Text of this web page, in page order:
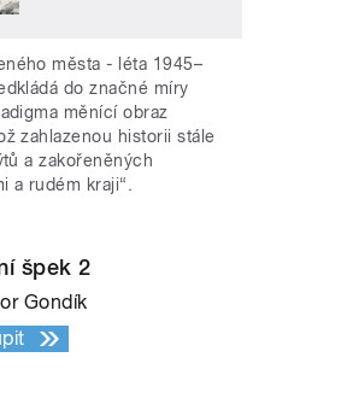
města - léta 1945–
do značné míry
měnící obraz
zahlazenou historii stále
a zakořeněných
a rudém kraji“.
špek 2
Gondík